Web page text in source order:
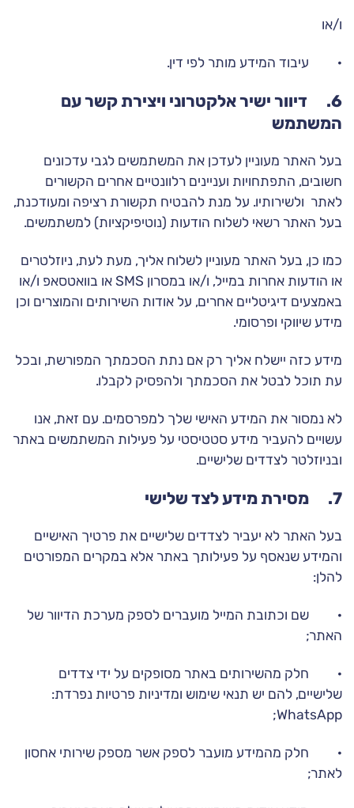
ו/או
· עיבוד המידע מותר לפי דין.
6. דיוור ישיר אלקטרוני ויצירת קשר עם
המשתמש
בעל האתר מעוניין לעדכן את המשתמשים לגבי עדכונים
חשובים, התפתחויות ועניינים רלוונטיים אחרים הקשורים
לאתר ולשירותיו. על מנת להבטיח תקשורת רציפה ומעודכנת,
בעל האתר רשאי לשלוח הודעות (נוטיפיקציות) למשתמשים.
כמו כן, בעל האתר מעוניין לשלוח אליך, מעת לעת, ניוזלטרים
או הודעות אחרות במייל, ו/או במסרון SMS או בוואטסאפ ו/או
באמצעים דיגיטליים אחרים, על אודות השירותים והמוצרים וכן
מידע שיווקי ופרסומי.
מידע כזה יישלח אליך רק אם נתת הסכמתך המפורשת, ובכל
עת תוכל לבטל את הסכמתך ולהפסיק לקבלו.
לא נמסור את המידע האישי שלך למפרסמים. עם זאת, אנו
עשויים להעביר מידע סטטיסטי על פעילות המשתמשים באתר
ובניוזלטר לצדדים שלישיים.
7. מסירת מידע לצד שלישי
בעל האתר לא יעביר לצדדים שלישיים את פרטיך האישיים
והמידע שנאסף על פעילותך באתר אלא במקרים המפורטים
להלן:
· שם וכתובת המייל מועברים לספק מערכת הדיוור של
האתר;
· חלק מהשירותים באתר מסופקים על ידי צדדים
שלישיים, להם יש תנאי שימוש ומדיניות פרטיות נפרדת:
WhatsApp;
· חלק מהמידע מועבר לספק אשר מספק שירותי אחסון
לאתר;